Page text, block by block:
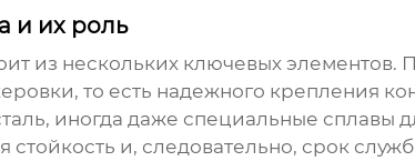
и их роль
из нескольких ключевых элементов.
то есть надежного крепления
иногда даже специальные сплавы
и, следовательно, срок